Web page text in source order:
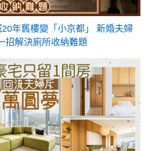
20年舊樓變「小京都」 新婚夫婦
招解決廁所收納難題